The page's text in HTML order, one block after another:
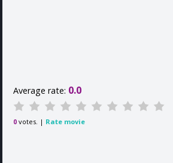
Average rate: 0.0
0 votes. | Rate movie